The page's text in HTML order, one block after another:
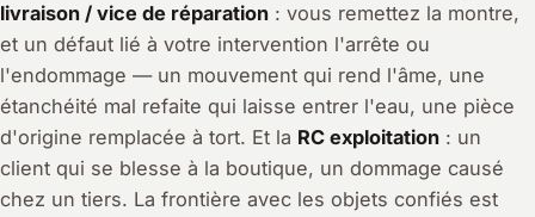
livraison / vice de réparation : vous remettez la montre,
et un défaut lié à votre intervention l'arrête ou
l'endommage — un mouvement qui rend l'âme, une
étanchéité mal refaite qui laisse entrer l'eau, une pièce
d'origine remplacée à tort. Et la RC exploitation : un
client qui se blesse à la boutique, un dommage causé
chez un tiers. La frontière avec les objets confiés est